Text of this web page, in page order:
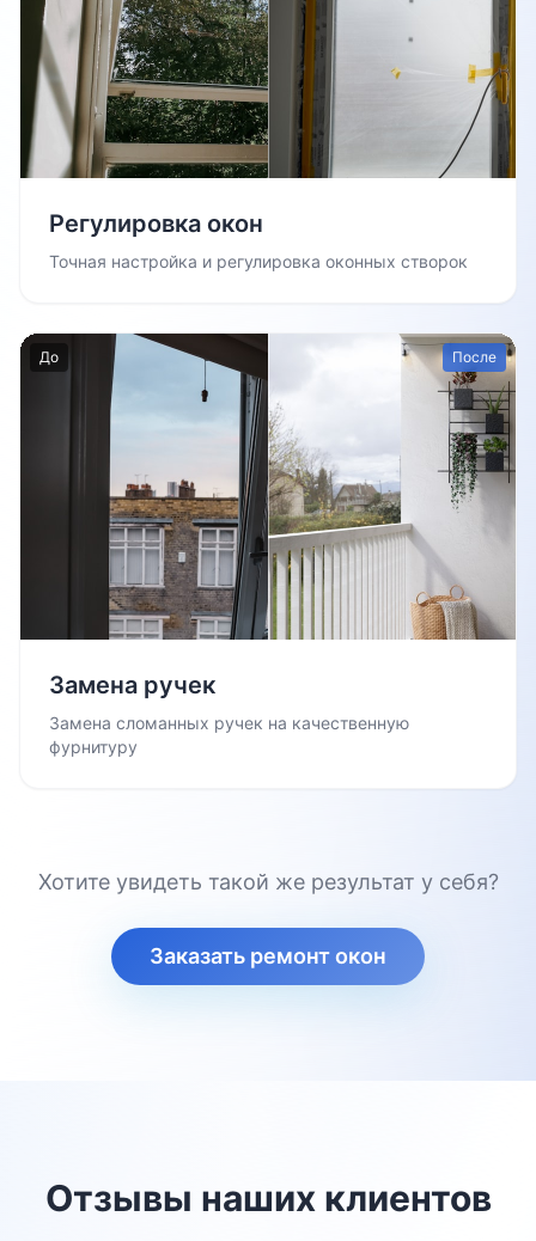
Регулировка окон
Точная настройка и регулировка оконных створок
До После
Замена ручек
Замена сломанных ручек на качественную
фурнитуру
Хотите увидеть такой же результат у себя?
Заказать ремонт окон
Отзывы наших клиентов